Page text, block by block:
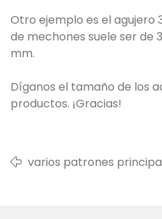
Otro ejemplo es el agujero
de mechones suele ser de
mm.
Díganos el tamaño de los
productos. ¡Gracias!
varios patrones